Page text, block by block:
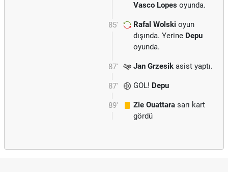
Vasco Lopes oyunda.
85' Rafal Wolski oyun
dışında. Yerine Depu
oyunda.
87' Jan Grzesik asist yaptı.
87' GOL! Depu
89' Zie Ouattara sarı kart
gördü